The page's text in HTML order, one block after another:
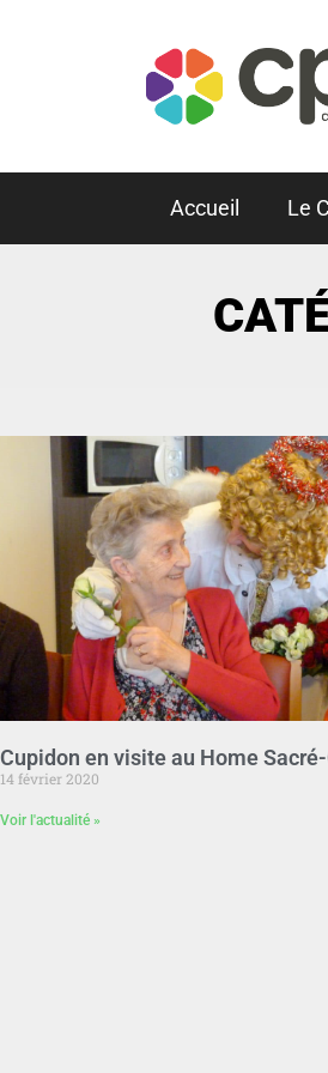
Accueil Le
Cupidon en visite au Home
14 février 2020
Voir l'actualité »